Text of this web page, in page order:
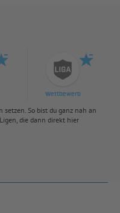
Wettbewerb
setzen. So bist du ganz nah an
die dann direkt hier